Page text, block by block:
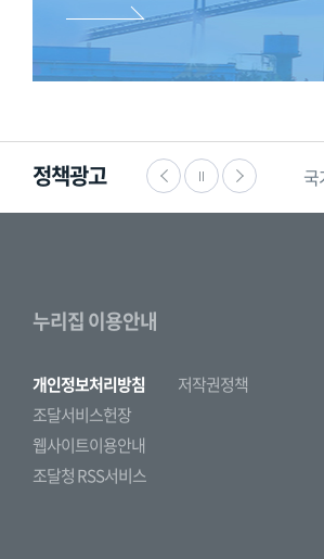
정책광고
신고 찾기쉬운 생활법령정보 국
누리집 이용안내
개인정보처리방침
저작권정책
조달서비스헌장
웹사이트이용안내
조달청 RSS서비스